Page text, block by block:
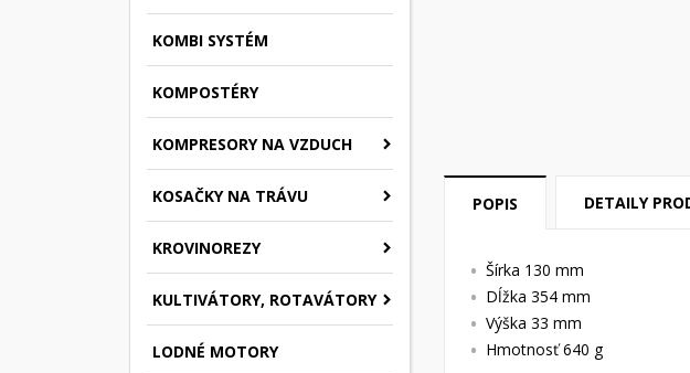
KOMBI SYSTÉM
KOMPOSTÉRY
KOMPRESORY NA VZDUCH
KOSAČKY NA TRÁVU
KROVINOREZY
KULTIVÁTORY, ROTAVÁTORY
LODNÉ MOTORY
POPIS DETAILY
Šírka 130 mm
Dĺžka 354 mm
Výška 33 mm
Hmotnosť 640 g